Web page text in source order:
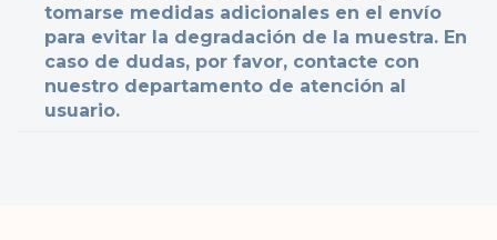
tomarse medidas adicionales en el envío
para evitar la degradación de la muestra. En
caso de dudas, por favor, contacte con
nuestro departamento de atención al
usuario.